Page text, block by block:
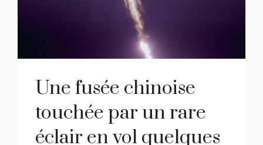
Une fusée chinoise
touchée par un rare
éclair en vol quelques